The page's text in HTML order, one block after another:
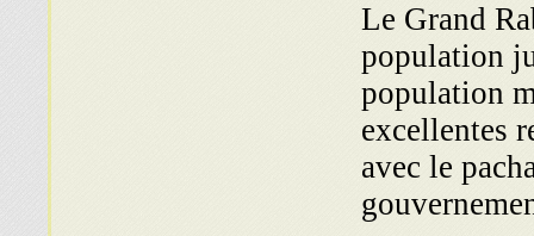
Le Grand
population
population
excellentes
avec le